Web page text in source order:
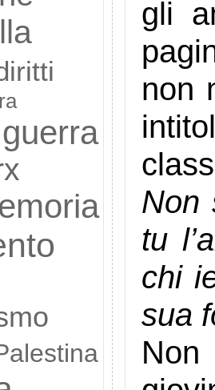
guerra
gli
non
Non
tu
chi
sua